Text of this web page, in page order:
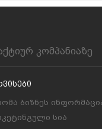
კომპანიაზე
ბიზნეს
სია